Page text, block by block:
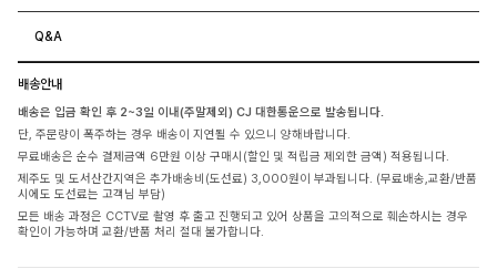
Q&A
배송안내
배송은 입금 확인 후 2~3일 이내(주말제외) CJ 대한통운으로 발송됩니다.
단, 주문량이 폭주하는 경우 배송이 지연될 수 있으니 양해바랍니다.
무료배송은 순수 결제금액 6만원 이상 구매시(할인 및 적립금 제외한 금액) 적용됩니다.
제주도 및 도서산간지역은 추가배송비(도선료) 3,000원이 부과됩니다. (무료배송,교환/반품
시에도 도선료는 고객님 부담)
모든 배송 과정은 CCTV로 촬영 후 출고 진행되고 있어 상품을 고의적으로 훼손하시는 경우
확인이 가능하며 교환/반품 처리 절대 불가합니다.